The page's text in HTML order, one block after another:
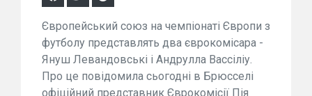
Європейський союз на чемпіонаті Європи з
футболу представлять два єврокомісара -
Януш Левандовські і Андрулла Вассіліу.
Про це повідомила сьогодні в Брюсселі
офіційний представник Єврокомісії Пія